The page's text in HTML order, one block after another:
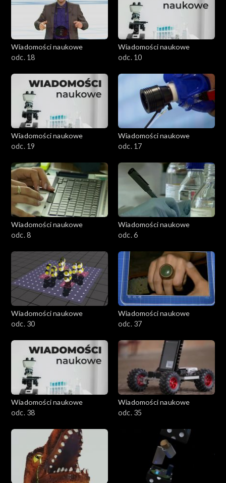
Wiadomości naukowe
odc. 18
Wiadomości naukowe
odc. 10
Wiadomości naukowe
odc. 19
Wiadomości naukowe
odc. 17
Wiadomości naukowe
odc. 8
Wiadomości naukowe
odc. 6
Wiadomości naukowe
odc. 30
Wiadomości naukowe
odc. 37
Wiadomości naukowe
odc. 38
Wiadomości naukowe
odc. 35